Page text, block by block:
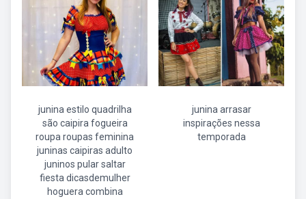
junina estilo quadrilha
são caipira fogueira
roupa roupas feminina
juninas caipiras adulto
juninos pular saltar
fiesta dicasdemulher
hoguera combina
junina arrasar
inspirações nessa
temporada